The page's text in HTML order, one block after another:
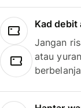
Kad debit
Jangan
atau